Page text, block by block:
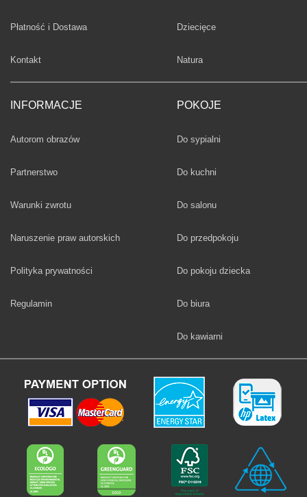
Płatność i Dostawa
Kontakt
INFORMACJE
Autorom obrazów
Partnerstwo
Warunki zwrotu
Naruszenie praw autorskich
Polityka prywatności
Regulamin
Fototapety
Dziecięce
Fototapety
Natura
POKOJE
Fototapety
Do sypialni
Fototapety
Do kuchni
Fototapety
Do salonu
Fototapety
Do przedpokoju
Fototapety
Do pokoju dziecka
Fototapety
Do biura
Fototapety
Do kawiarni